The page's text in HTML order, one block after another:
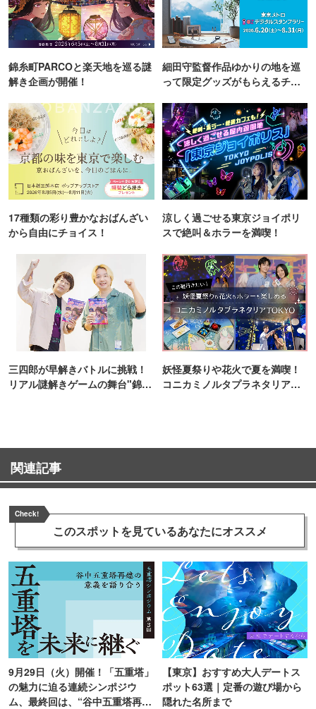
錦糸町PARCOと楽天地を巡る謎
解き企画が開催！
細田守監督作品ゆかりの地を巡
って限定グッズがもらえるチャ
17種類の彩り豊かなおばんざい
から自由にチョイス！
涼しく過ごせる東京ジョイポリ
スで絶叫＆ホラーを満喫！
三四郎が早解きバトルに挑戦！
リアル謎解きゲームの舞台"錦糸
妖怪夏祭りや花火で夏を満喫！
コニカミノルタプラネタリア
関連記事
Check!
このスポットを見ているあなたにオススメ
9月29日（火）開催！「五重塔」
の魅力に迫る連続シンポジウ
ム、最終回は、“谷中五重塔再建
【東京】おすすめ大人デートス
ポット63選｜定番の遊び場から
隠れた名所まで